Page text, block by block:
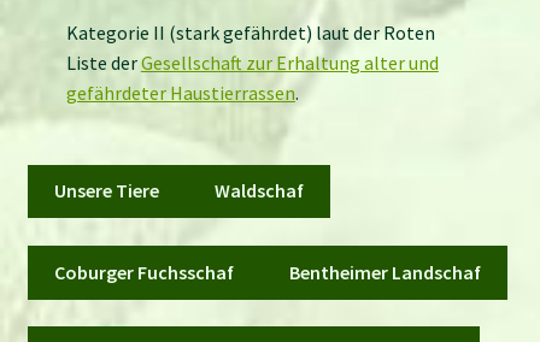
Kategorie II (stark gefährdet) laut der Roten
Liste derGesellschaft zur Erhaltung alter und
gefährdeter Haustierrassen.
Unsere Tiere Waldschaf
Coburger Fuchsschaf Bentheimer Landschaf